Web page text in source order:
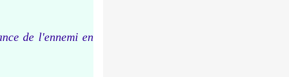
de l'ennemi en